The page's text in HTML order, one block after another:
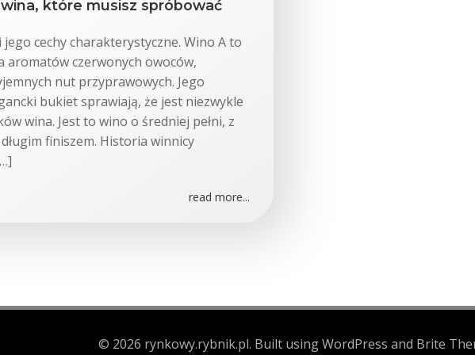
które musisz spróbować
jego cechy charakterystyczne. Wino A to
aromatów czerwonych owoców,
nut przyprawowych. Jego
bukiet sprawiają, że jest niezwykle
wina. Jest to wino o średniej pełni, z
finiszem. Historia winnicy
read more...
© 2026 rynkowy.rybnik.pl. Built using WordPress and Brite